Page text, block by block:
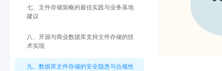
七、文件存储策略的最佳实践与业务落地
建议
八、开源与商业数据库支持文件存储的技
术实现
九、数据库文件存储的安全隐患与合规性